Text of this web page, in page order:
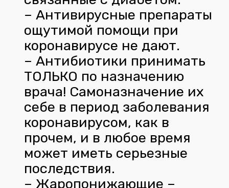
– Антивирусные препараты
ощутимой помощи при
коронавирусе не дают.
– Антибиотики принимать
ТОЛЬКО по назначению
врача! Самоназначение их
себе в период заболевания
коронавирусом, как в
прочем, и в любое время
может иметь серьезные
последствия.
– Жаропонижающие –